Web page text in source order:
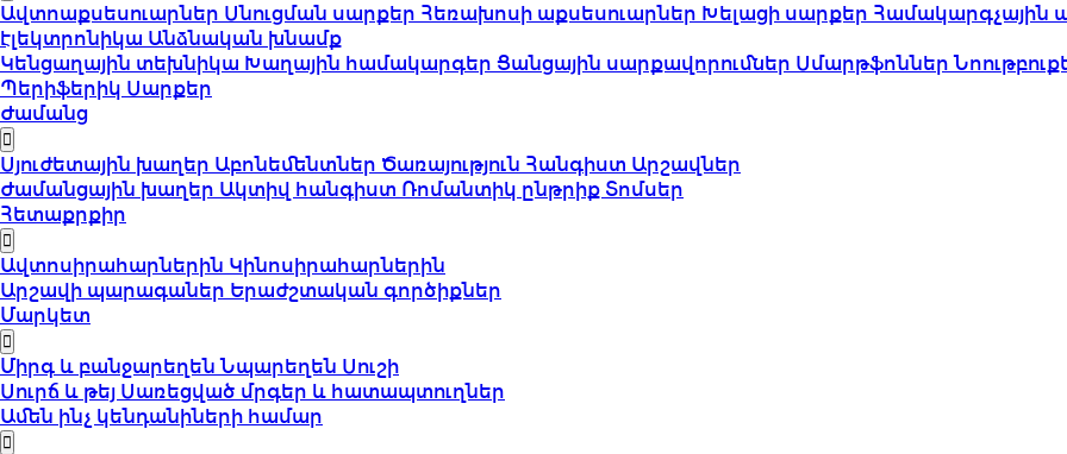
Ավտոաքսեսուարներ Սնուցման սարքեր Հեռախոսի աքսեսուարներ Խելացի սարքեր Համակարգչային
էլեկտրոնիկա Անձնական խնամք
Կենցաղային տեխնիկա Խաղային համակարգեր Ցանցային սարքավորումներ Սմարթֆոններ
Պերիֆերիկ Սարքեր
Ժամանց
Սյուժետային խաղեր Աբոնեմենտներ Ծառայություն Հանգիստ Արշավներ
Ժամանցային խաղեր Ակտիվ հանգիստ Ռոմանտիկ ընթրիք Տոմսեր
Հետաքրքիր
Ավտոսիրահարներին Կինոսիրահարներին
Արշավի պարագաներ Երաժշտական գործիքներ
Մարկետ
Միրգ և բանջարեղենՆպարեղեն Սուշի
Սուրճ և թեյ Սառեցված մրգեր և հատապտուղներ
Ամեն ինչ կենդանիների համար